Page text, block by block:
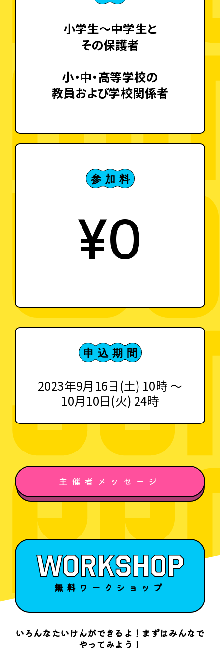
小学生〜中学生と
その保護者
小・中・高等学校の
教員および学校関係者
¥0
2023年9月16日(土) 10時 〜
10月10日(火) 24時
主催者メッセージ
無料ワークショップ
いろんなたいけんができるよ！まずはみんなで
やってみよう！